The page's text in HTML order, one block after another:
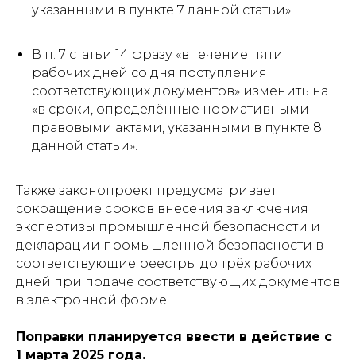
указанными в пункте 7 данной статьи».
В п. 7 статьи 14 фразу «в течение пяти
рабочих дней со дня поступления
соответствующих документов» изменить на
«в сроки, определённые нормативными
правовыми актами, указанными в пункте 8
данной статьи».
Также законопроект предусматривает
сокращение сроков внесения заключения
экспертизы промышленной безопасности и
декларации промышленной безопасности в
соответствующие реестры до трёх рабочих
дней при подаче соответствующих документов
в электронной форме.
Поправки планируется ввести в действие с
1 марта 2025 года.